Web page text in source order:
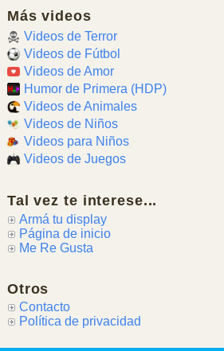
Más videos
Videos de Terror
Videos de Fútbol
Videos de Amor
Humor de Primera (HDP)
Videos de Animales
Videos de Niños
Videos para Niños
Videos de Juegos
Tal vez te interese...
Armá tu display
Página de inicio
Me Re Gusta
Otros
Contacto
Política de privacidad